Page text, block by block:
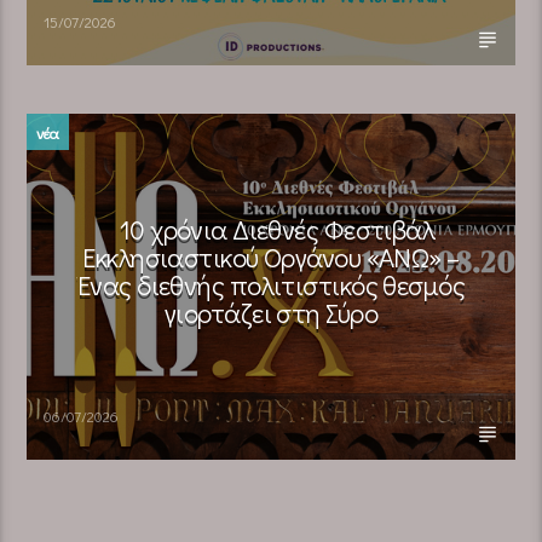
15/07/2026
νέα
10 χρόνια Διεθνές Φεστιβάλ
Εκκλησιαστικού Οργάνου «ΑΝΩ» –
Ένας διεθνής πολιτιστικός θεσμός
γιορτάζει στη Σύρο​
06/07/2026